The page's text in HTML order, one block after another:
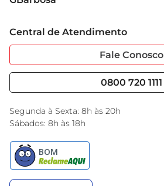
Grupo Cencosud
Sobre Privacidade
Portal do Fornecedo
Nossas Lojas
Garantia Estendida
Serviços
Black Friday
Encarte do Dia
Central de Atendimento
Fale Conosco
0800 720 1111
Segunda à Sexta: 8h às 20h
Sábados: 8h às 18h